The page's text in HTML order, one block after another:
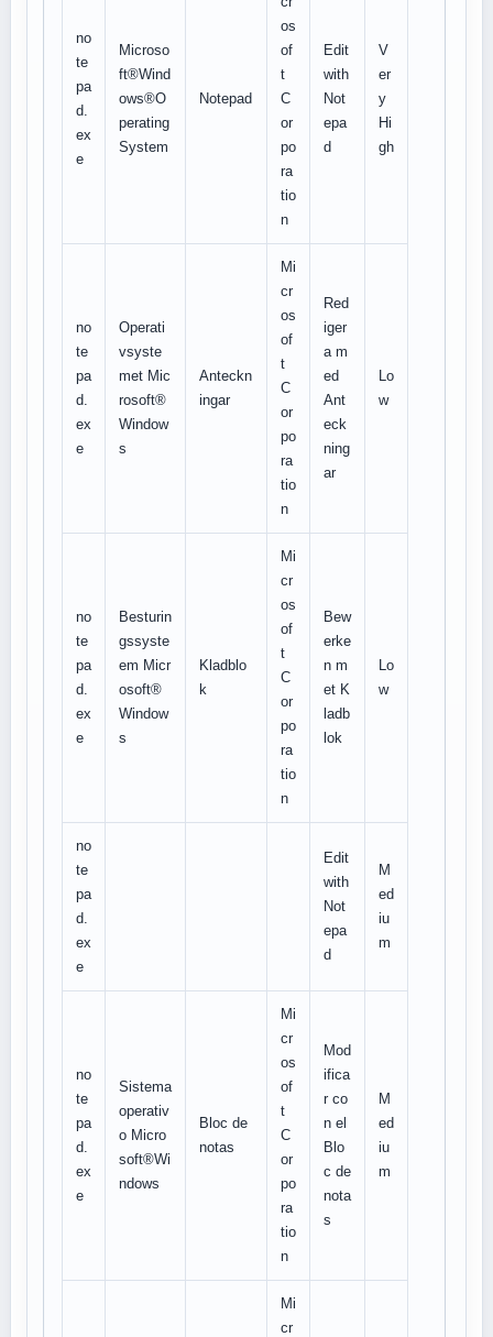
no
te
pa
d.
ex
e
Microso
ft®Wind
ows®O
perating
System
Notepad
os
of
t
C
or
po
ra
tio
n
Edit
with
Not
epa
d
V
er
y
Hi
gh
no
te
pa
d.
ex
e
Operati
vsyste
met Mic
rosoft®
Window
s
Anteckn
ingar
Mi
cr
os
of
t
C
or
po
ra
tio
n
Red
iger
a m
ed
Ant
eck
ning
ar
Lo
w
no
te
pa
d.
ex
e
Besturin
gssyste
em Micr
osoft®
Window
s
Kladblo
k
Mi
cr
os
of
t
C
or
po
ra
tio
n
Bew
erke
n m
et K
ladb
lok
Lo
w
no
te
pa
d.
ex
e
Edit
with
Not
epa
d
M
ed
iu
m
no
te
pa
d.
ex
e
Sistema
operativ
o Micro
soft®Wi
ndows
Bloc de
notas
Mi
cr
os
of
t
C
or
po
ra
tio
n
Mod
ifica
r co
n el
Blo
c de
nota
s
M
ed
iu
m
Mi
cr